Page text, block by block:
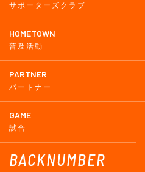
サポーターズクラブ
HOMETOWN
普及活動
PARTNER
パートナー
GAME
試合
BACKNUMBER